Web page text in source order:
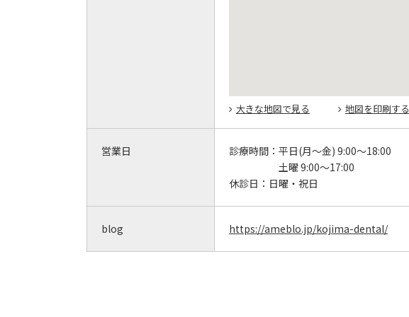
大きな地図で見る 地図を印刷する
営業日 診療時間： 平日(月～金) 9:00～18:00
土曜 9:00～17:00
休診日： 日曜・祝日
blog https://ameblo.jp/kojima-dental/